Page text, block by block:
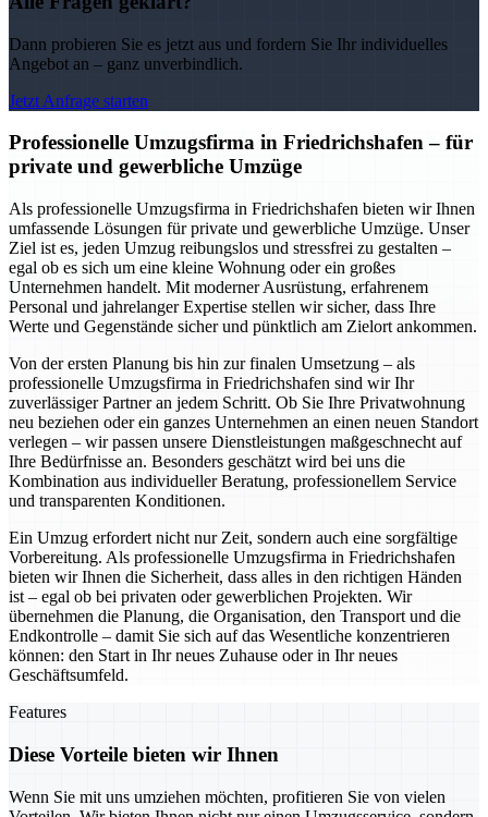
Dann probieren Sie es jetzt aus und fordern Sie Ihr individuelles
Angebot an – ganz unverbindlich.
Jetzt Anfrage starten
Professionelle Umzugsfirma in Friedrichshafen – für
private und gewerbliche Umzüge
Als professionelle Umzugsfirma in Friedrichshafen bieten wir Ihnen
umfassende Lösungen für private und gewerbliche Umzüge. Unser
Ziel ist es, jeden Umzug reibungslos und stressfrei zu gestalten –
egal ob es sich um eine kleine Wohnung oder ein großes
Unternehmen handelt. Mit moderner Ausrüstung, erfahrenem
Personal und jahrelanger Expertise stellen wir sicher, dass Ihre
Werte und Gegenstände sicher und pünktlich am Zielort ankommen.
Von der ersten Planung bis hin zur finalen Umsetzung – als
professionelle Umzugsfirma in Friedrichshafen sind wir Ihr
zuverlässiger Partner an jedem Schritt. Ob Sie Ihre Privatwohnung
neu beziehen oder ein ganzes Unternehmen an einen neuen Standort
verlegen – wir passen unsere Dienstleistungen maßgeschnecht auf
Ihre Bedürfnisse an. Besonders geschätzt wird bei uns die
Kombination aus individueller Beratung, professionellem Service
und transparenten Konditionen.
Ein Umzug erfordert nicht nur Zeit, sondern auch eine sorgfältige
Vorbereitung. Als professionelle Umzugsfirma in Friedrichshafen
bieten wir Ihnen die Sicherheit, dass alles in den richtigen Händen
ist – egal ob bei privaten oder gewerblichen Projekten. Wir
übernehmen die Planung, die Organisation, den Transport und die
Endkontrolle – damit Sie sich auf das Wesentliche konzentrieren
können: den Start in Ihr neues Zuhause oder in Ihr neues
Geschäftsumfeld.
Features
Diese Vorteile bieten wir Ihnen
Wenn Sie mit uns umziehen möchten, profitieren Sie von vielen